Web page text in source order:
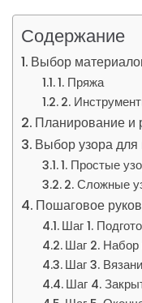
Содержание
Выбор
1. Пряжа
2.
Планирование и
Выбор узора для
1. Простые
2. Сложные
Пошаговое
Шаг 1.
Шаг 2. Набор
Шаг 3.
Шаг 4.